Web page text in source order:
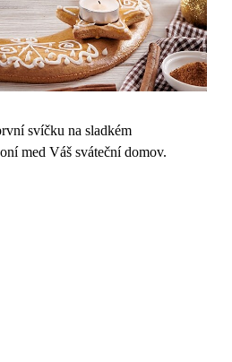
svíčku na sladkém
med Váš sváteční domov.